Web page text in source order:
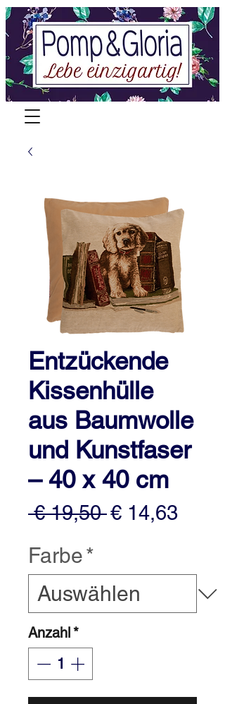
Entzückende
Kissenhülle
aus Baumwolle
und Kunstfaser
– 40 x 40 cm
€ 19,50 Standardpreis
€ 14,63Sale-
Farbe*
Anzahl*